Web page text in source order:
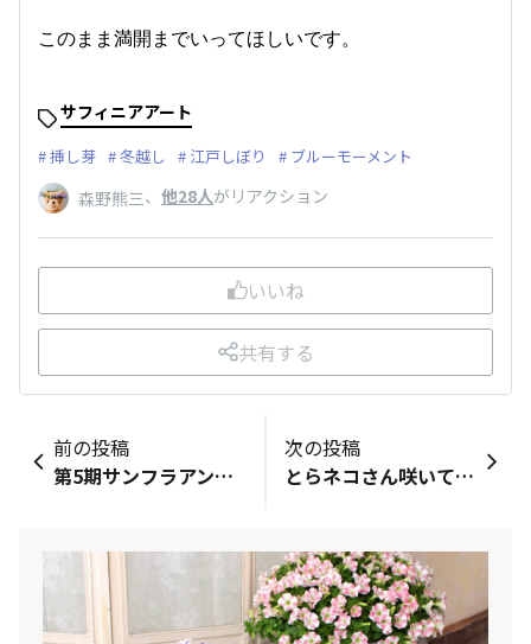
このまま満開までいってほしいです。
サフィニアアート
挿し芽 冬越し 江戸しぼり ブルーモーメント
森野熊三、 他28人がリアクション
いいね
共有する
前の投稿
第5期サンフラアンバサダー ひつじもこもこ🐑
次の投稿
とらネコさん咲いてきた😍